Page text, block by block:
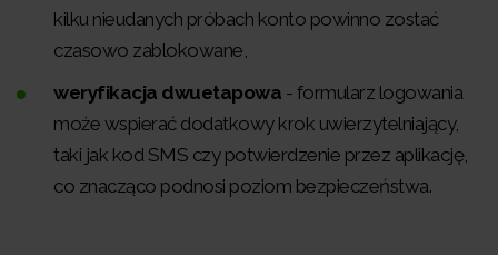
kilku nieudanych próbach konto powinno zostać
czasowo zablokowane,
weryfikacja dwuetapowa - formularz logowania
może wspierać dodatkowy krok uwierzytelniający,
taki jak kod SMS czy potwierdzenie przez aplikację,
co znacząco podnosi poziom bezpieczeństwa.